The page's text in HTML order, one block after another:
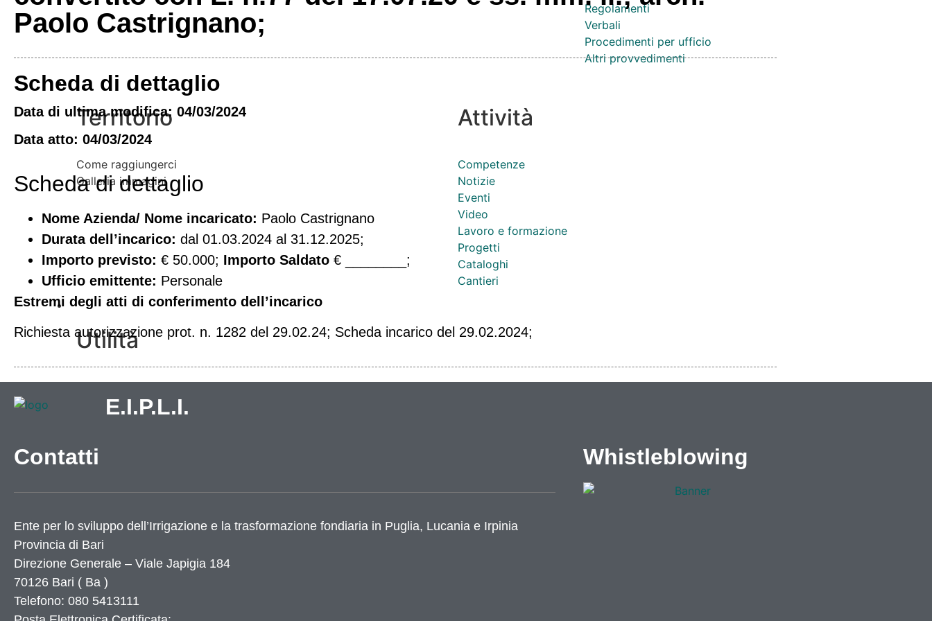
Regolamenti
Verbali
Procedimenti per ufficio
Altri provvedimenti
Vivere l’Ente
Territorio
Come raggiungerci
Galleria immagini
Attività
Competenze
Notizie
Eventi
Video
Lavoro e formazione
Progetti
Cataloghi
Cantieri
Informazioni
Utilità
Numeri utili
Servizi di Egovernment attivi di futura attivazione
Elenco partner
X
Paolo Castrignano;
Scheda di dettaglio
Data di ultima modifica: 04/03/2024
Data atto: 04/03/2024
Scheda di dettaglio
Nome Azienda/ Nome incaricato: Paolo Castrignano
Durata dell’incarico: dal 01.03.2024 al 31.12.2025;
Importo previsto: € 50.000; Importo Saldato € ________;
Ufficio emittente: Personale
Estremi degli atti di conferimento dell’incarico
Richiesta autorizzazione prot. n. 1282 del 29.02.24; Scheda incarico del 29.02.2024;
E.I.P.L.I.
Contatti
Ente per lo sviluppo dell’Irrigazione e la trasformazione fondiaria in Puglia, Lucania e Irpinia
Provincia di Bari
Direzione Generale – Viale Japigia 184
70126 Bari ( Ba )
Telefono: 080 5413111
Whistleblowing